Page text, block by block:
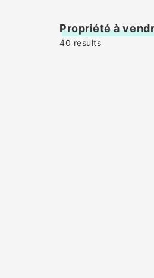
Propriété à
40 results